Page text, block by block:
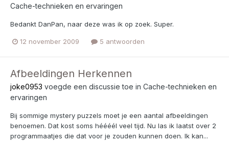
Cache-technieken en ervaringen
Bedankt DanPan, naar deze was ik op zoek. Super.
12 november 2009 5 antwoorden
Afbeeldingen Herkennen
joke0953 voegde een discussie toe in Cache-technieken en
ervaringen
Bij sommige mystery puzzels moet je een aantal afbeeldingen
benoemen. Dat kost soms héééél veel tijd. Nu las ik laatst over 2
programmaatjes die dat voor je zouden kunnen doen. Ik kan...